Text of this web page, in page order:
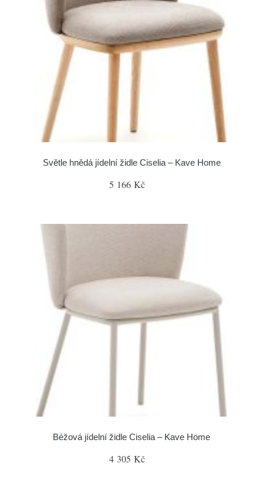
Světle hnědá jídelní židle Ciselia – Kave Home
5 166 Kč
Béžová jídelní židle Ciselia – Kave Home
4 305 Kč